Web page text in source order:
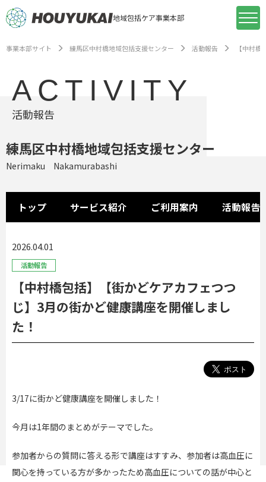
地域包括ケア事業本部
事業本部サイト 練馬区中村橋地域包括支援センター 活動報告 【中村
ACTIVITY
活動報告
練馬区中村橋地域包括支援センター
Nerimaku Nakamurabashi
トップ サービス紹介 ご利用案内 活動報告
2026.04.01
活動報告
【中村橋包括】【街かどケアカフェつつ
じ】3月の街かど健康講座を開催しまし
た！
3/17に街かど健康講座を開催しました！
今月は1年間のまとめがテーマでした。
参加者からの質問に答える形で講座はすすみ、参加者は高血圧に
関心を持っている方が多かったため高血圧についての話が中心と